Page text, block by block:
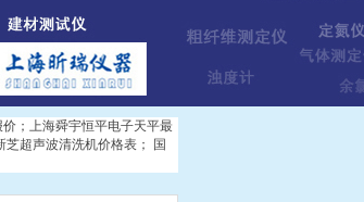
价； 上海舜宇恒平电子天平最
芝超声波清洗机价格表；
国